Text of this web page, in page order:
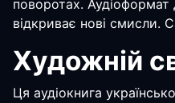
поворотах. Аудіоформат
відкриває нові смисли.
Художній
Ця аудіокнига